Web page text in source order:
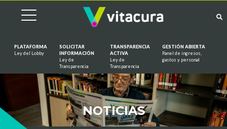
PLATAFORMA
Ley del Lobby
SOLICITAR
INFORMACIÓN
Ley de
Transparencia
TRANSPARENCIA
ACTIVA
Ley de
Transparencia
GESTIÓN ABIERTA
Panel de ingresos,
gastos y personal
NOTICIAS